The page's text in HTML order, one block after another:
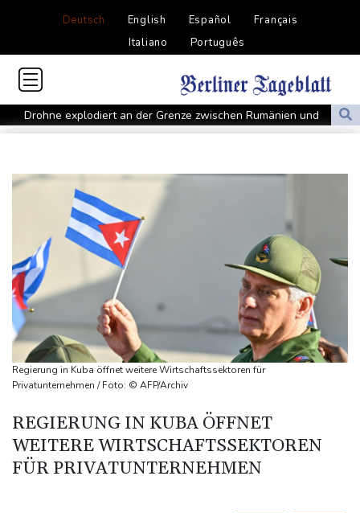
Deutsch English Español
Français
Italiano
Português
Drohne explodiert an der Grenze zwischen Rumänien und
Bulgarien nahe Gaspipeline
Absturz von Ultraleichtflugzeug: 72-jähriger Pilot stirbt in Baden-
Württemberg
Selenskyj warnt in Belgrad vor Folgen russischer Angriffe für
den Winter
Drohnen über Bundeswehrstandort in Nordrhein-Westfalen
gesichtet
Ungarns Regierungspartei nominiert Ex-Gerichtspräsidenten
Baka als Staatschef
Schwimm-EM: Halbisch winkt und springt zu Bronze
Selenskyj: Ukraine hat praktisch keine intakten
Braunschweig nach Kantersieg in Magdeburg an der Spitze
Absteiger schlägt Aufsteiger: Heidenheim siegt turbulent
Regierung in Kuba öffnet weitere Wirtschaftssektoren für
Privatunternehmen / Foto: © AFP/Archiv
REGIERUNG IN KUBA ÖFFNET
WEITERE WIRTSCHAFTSSEKTOREN
FÜR PRIVATUNTERNEHMEN